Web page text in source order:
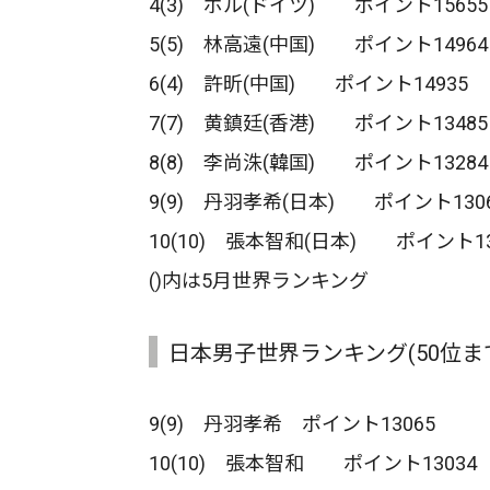
4(3) ボル(ドイツ) ポイント15655
5(5) 林高遠(中国) ポイント14964
6(4) 許昕(中国) ポイント14935
7(7) 黄鎮廷(香港) ポイント13485
8(8) 李尚洙(韓国) ポイント13284
9(9) 丹羽孝希(日本) ポイント
10(10) 張本智和(日本) ポイント
()内は5月世界ランキング
日本男子世界ランキング(50位ま
9(9) 丹羽孝希 ポイント13065
10(10) 張本智和 ポイント13034